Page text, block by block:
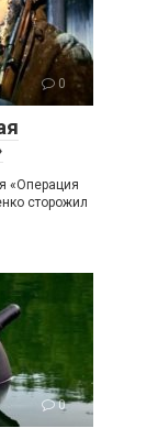
0
«Операция
сторожил
0